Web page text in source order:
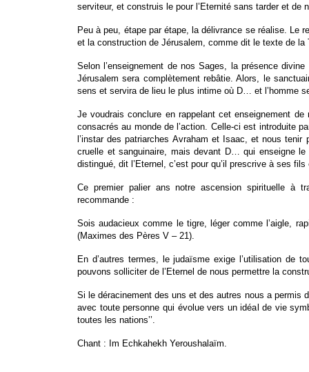
serviteur, et construis le pour l’Eternité sans tarder et
Peu à peu, étape par étape, la délivrance se réalise. Le
et la construction de Jérusalem, comme dit le texte de la
Selon l’enseignement de nos Sages, la présence
Jérusalem sera complètement rebâtie. Alors, le
sens et servira de lieu le plus intime où D… et l’homme
Je voudrais conclure en rappelant cet enseignement
consacrés au monde de l’action. Celle-ci est introduite
l’instar des patriarches Avraham et Isaac, et nous
cruelle et sanguinaire, mais devant D… qui enseigne
distingué, dit l’Eternel, c’est pour qu’il prescrive à ses
Ce premier palier ans notre ascension spirituelle à
recommande :
Sois audacieux comme le tigre, léger comme l’aigle,
(Maximes des Pères V – 21).
En d’autres termes, le judaïsme exige l’utilisation de
pouvons solliciter de l’Eternel de nous permettre la
Si le déracinement des uns et des autres nous a permis
avec toute personne qui évolue vers un idéal de vie
toutes les nations’’.
Chant : Im Echkahekh Yeroushalaïm.